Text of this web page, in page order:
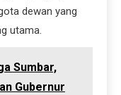
dewan yang
utama.
Sumbar,
Gubernur